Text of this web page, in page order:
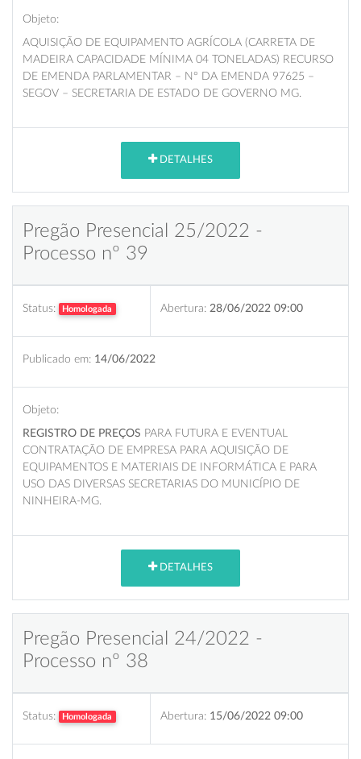
Objeto:
AQUISIÇÃO DE EQUIPAMENTO AGRÍCOLA (CARRETA DE
MADEIRA CAPACIDADE MÍNIMA 04 TONELADAS) RECURSO
DE EMENDA PARLAMENTAR – N° DA EMENDA 97625 –
SEGOV – SECRETARIA DE ESTADO DE GOVERNO MG.
DETALHES
Pregão Presencial 25/2022 -
Processo nº 39
Status: Homologada Abertura: 28/06/2022 09:00
Publicado em: 14/06/2022
Objeto:
REGISTRO DE PREÇOS PARA FUTURA E EVENTUAL
CONTRATAÇÃO DE EMPRESA PARA AQUISIÇÃO DE
EQUIPAMENTOS E MATERIAIS DE INFORMÁTICA E PARA
USO DAS DIVERSAS SECRETARIAS DO MUNICÍPIO DE
NINHEIRA-MG.
DETALHES
Pregão Presencial 24/2022 -
Processo nº 38
Status: Homologada Abertura: 15/06/2022 09:00